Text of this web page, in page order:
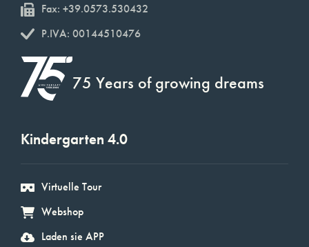
Fax: +39.0573.530432
P.IVA: 00144510476
75 Years of growing dreams
Kindergarten 4.0
Virtuelle Tour
Webshop
Laden sie APP